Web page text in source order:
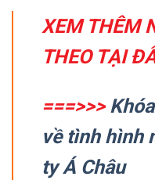
XEM THÊM
THEO TẠI
===>>>
về tình hình
ty Á Châu